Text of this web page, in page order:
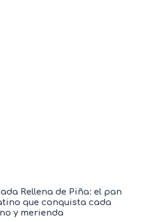
Rellena de Piña: el pan
que conquista cada
y merienda